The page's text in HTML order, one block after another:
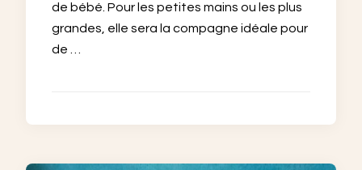
de bébé. Pour les petites mains ou les plus
grandes, elle sera la compagne idéale pour
de …